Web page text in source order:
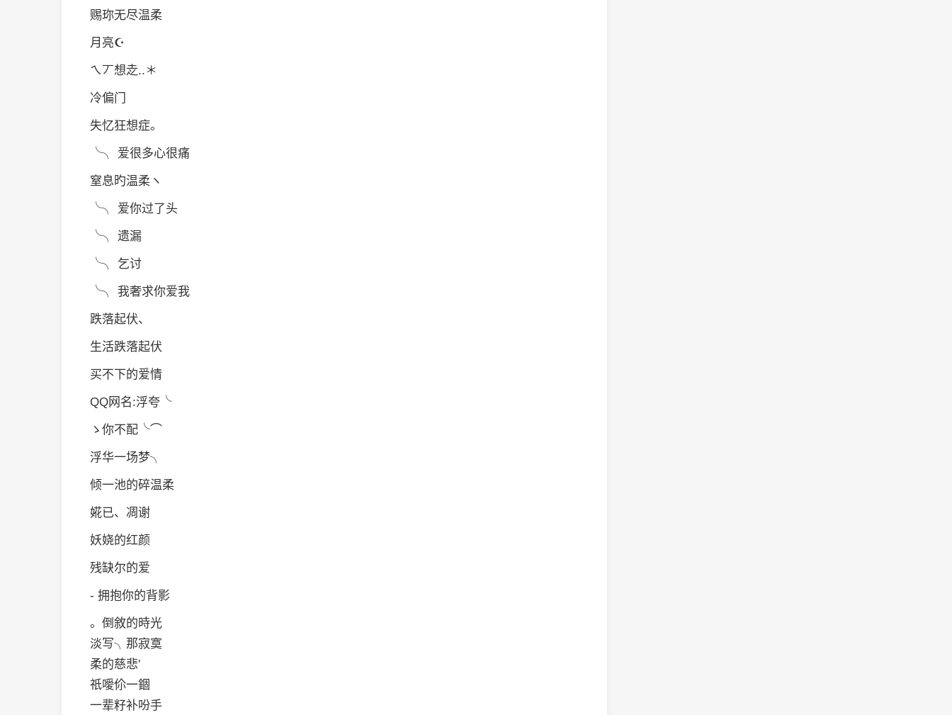
赐珎无尽温柔
月亮☪
ㄟ丆想赱..＊
冷偏门
失忆狂想症。
╰╮ 爱很多心很痛
窒息旳温柔ヽ
╰╮ 爱你过了头
╰╮ 遗漏
╰╮ 乞讨
╰╮ 我奢求你爱我
跌落起伏、
生活跌落起伏
买不下的爱情
QQ网名:浮夸╰
ゝ你不配╰⌒
浮华一场梦╮
倾一池的碎温柔
婲已、凋谢
妖娆的红颜
残缺尔的爱
- 拥抱你的背影
。倒敘的時光
淡写╮那寂寞
柔的慈悲′
祇噯伱一錮
一辈籽补吩手